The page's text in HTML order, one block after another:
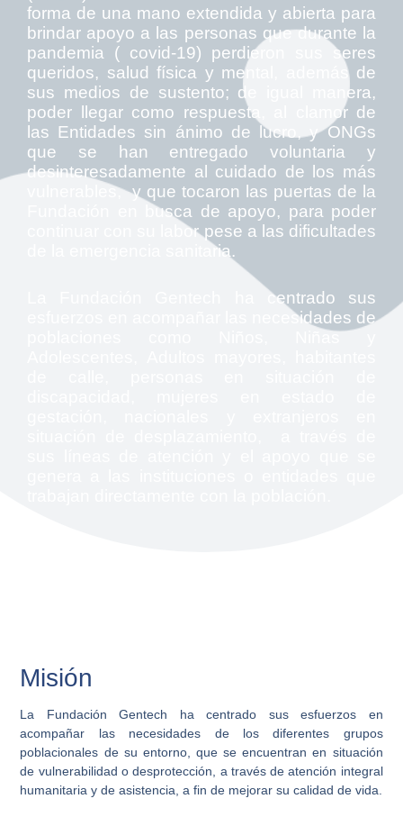
forma de una mano extendida y abierta para
brindar apoyo a las personas que durante la
pandemia ( covid-19) perdieron sus seres
queridos, salud física y mental, además de
sus medios de sustento; de igual manera,
poder llegar como respuesta, al clamor de
las Entidades sin ánimo de lucro,y ONGs
que se han entregado voluntaria y
desinteresadamente al cuidado de los más
vulnerables, y que tocaron las puertas de la
Fundación en busca de apoyo, para poder
continuar con su labor pese a las dificultades
de la emergencia sanitaria.
La Fundación Gentech ha centrado sus
esfuerzos en acompañar las necesidades de
poblaciones como Niños, Niñas y
Misión
La Fundación Gentech ha centrado sus esfuerzos en
acompañar las necesidades de los diferentes grupos
poblacionales de su entorno, que se encuentran en situación
de vulnerabilidad o desprotección, a través de atención integral
humanitaria y de asistencia, a fin de mejorar su calidad de vida.